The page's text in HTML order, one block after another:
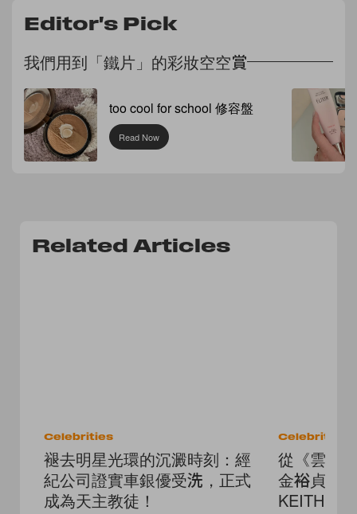
Editor's Pick
我們用到「鐵片」的彩妝空空賞
too cool for school 修容盤
Read Now
Related Articles
Celebrities
褪去明星光環的沉澱時刻：經
紀公司證實車銀優受洗，正式
成為天主教徒！
Celebrities
從《雲畫
金裕貞加
KEITH 品